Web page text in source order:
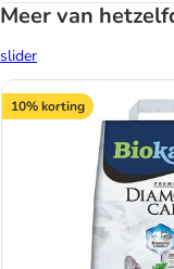
Meer van
slider
10% korting